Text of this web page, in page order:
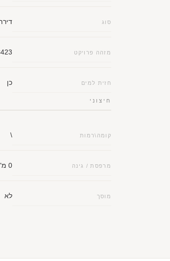
סוג
מזהה פרויקט
חזית למים כן
חיצוני
קומה\רמות \
מרפסת / גינה 0 מ"ר
מוסך לא